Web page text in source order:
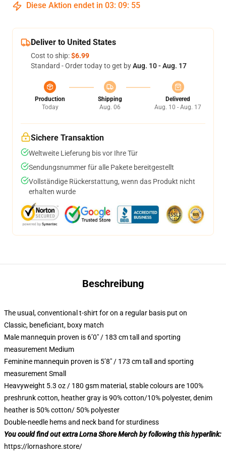
Diese Aktion endet in 03: 09: 54
Deliver to United States
Cost to ship:$6.99
Standard - Order today to get byAug. 10 - Aug. 17
Production
Today
Shipping
Aug. 06
Delivered
Aug. 10 - Aug. 17
Sichere Transaktion
Weltweite Lieferung bis vor Ihre Tür
Sendungsnummer für alle Pakete bereitgestellt
Vollständige Rückerstattung, wenn das Produkt nicht
erhalten wurde
Beschreibung
The usual, conventional t-shirt for on a regular basis put on
Classic, beneficiant, boxy match
Male mannequin proven is 6’0″ / 183 cm tall and sporting
measurement Medium
Feminine mannequin proven is 5’8″ / 173 cm tall and sporting
measurement Small
Heavyweight 5.3 oz / 180 gsm material, stable colours are 100%
preshrunk cotton, heather gray is 90% cotton/10% polyester, denim
heather is 50% cotton/ 50% polyester
Double-needle hems and neck band for sturdiness
You could find out extra Lorna Shore Merch by following this hyperlink:
https://lornashore.store/